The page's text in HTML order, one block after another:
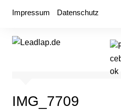
Impressum Datenschutz
IMG_7709